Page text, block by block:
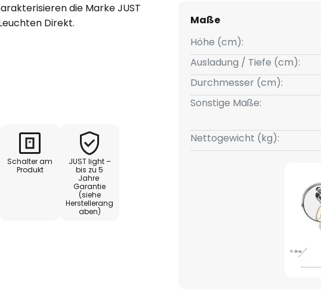
die Marke JUST
Direkt.
Schalter am
Produkt
JUST light –
bis zu 5
Jahre
Garantie
(siehe
Herstellerang
aben)
Maße
Höhe (cm):
Ausladung / Tiefe (cm):
Durchmesser (cm):
Sonstige Maße:
Nettogewicht (kg):